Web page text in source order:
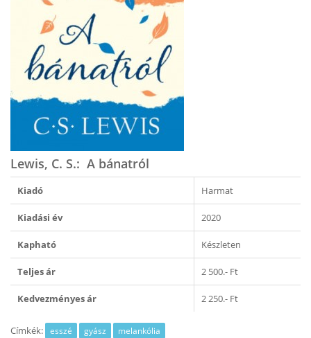
Lewis, C. S.: A bánatról
Kiadó Harmat
Kiadási év 2020
Kapható Készleten
Teljes ár 2 500.- Ft
Kedvezményes ár 2 250.- Ft
Címkék: esszé gyász melankólia